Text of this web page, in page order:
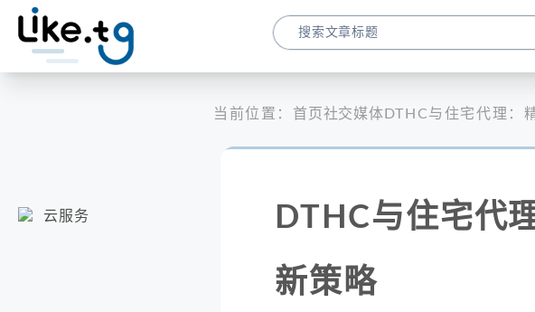
云服务
当前位置： 首页社交媒体 DTHC与住宅代理：
DTHC与住宅代
新策略